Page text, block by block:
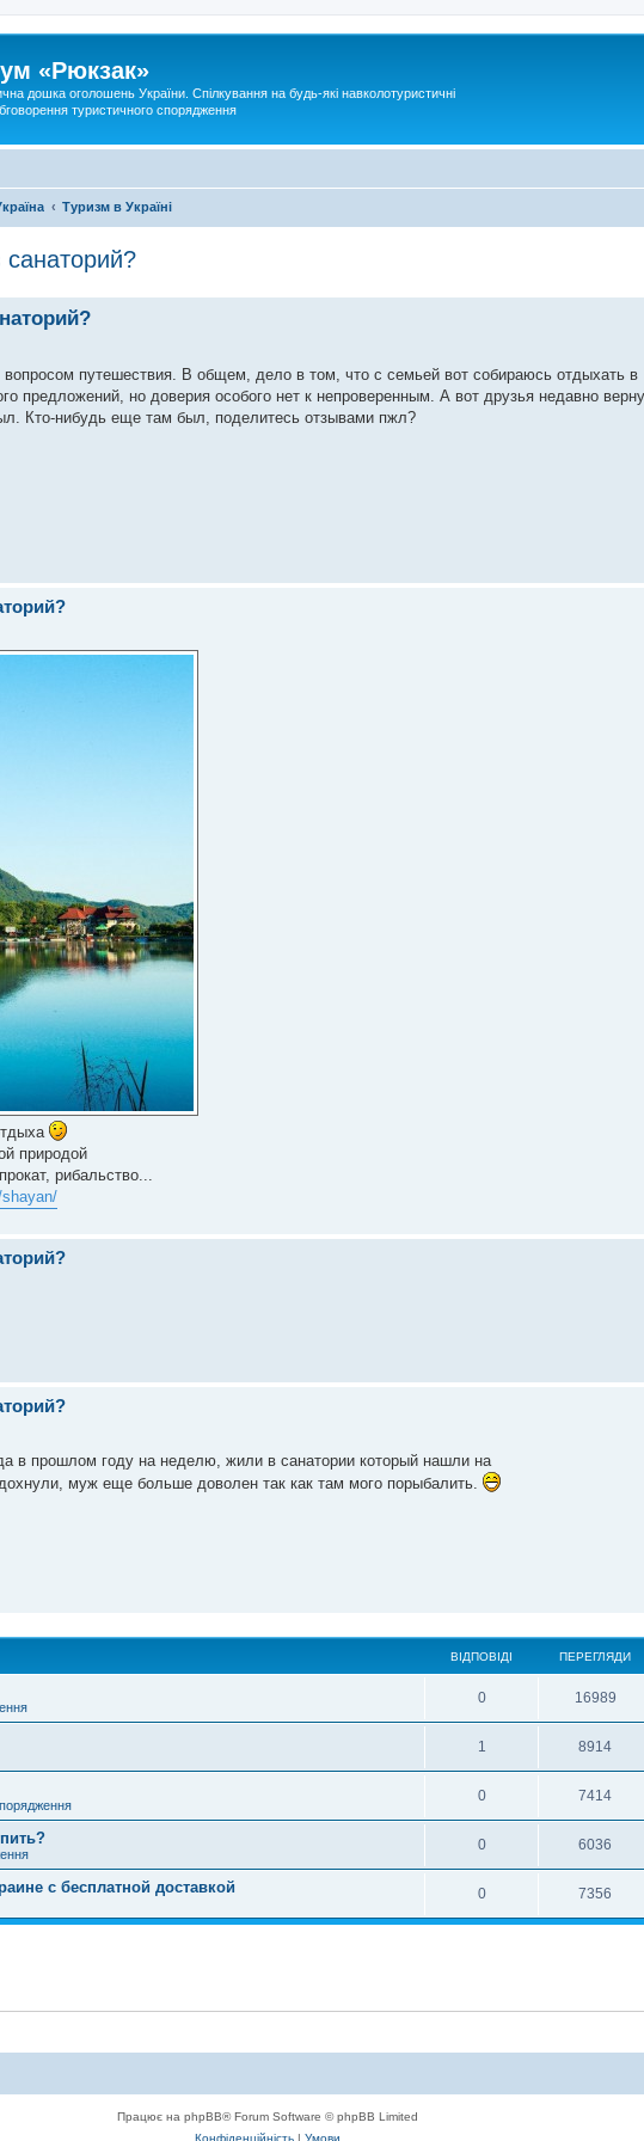
«Рюкзак»
дошка оголошень України. Спілкування на будь-які навколотуристичні
туристичного спорядження
Туризм в Україні
путешествия. В общем, дело в том, что с семьей вот собираюсь отдыхать в
предложений, но доверия особого нет к непроверенным. А вот друзья недавно
Кто-нибудь еще там был, поделитесь отзывами пжл?
природой
рибальство...
в прошлом году на неделю, жили в санатории который нашли на
муж еще больше доволен так как там мого порыбалить.
ВІДПОВІДІ ПЕРЕГЛЯДИ
0 16989
1 8914
0 7414
0 6036
с бесплатной доставкой 0 7356
Працює на phpBB® Forum Software © phpBB Limited
Конфіденційність | Умови